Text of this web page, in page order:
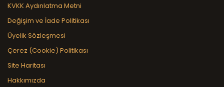
KVKK Aydınlatma Metni
Değişim ve İade Politikası
Üyelik Sözleşmesi
Çerez (Cookie) Politikası
Site Haritası
Hakkımızda